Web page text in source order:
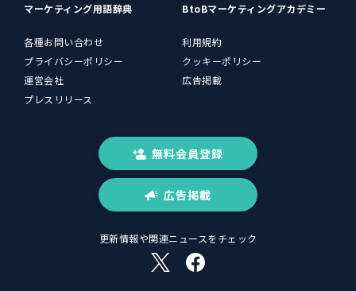
マーケティング用語辞典
BtoBマーケティングアカデミー
各種お問い合わせ
利用規約
プライバシーポリシー
クッキーポリシー
運営会社
広告掲載
プレスリリース
無料会員登録
広告掲載
更新情報や関連ニュースをチェック